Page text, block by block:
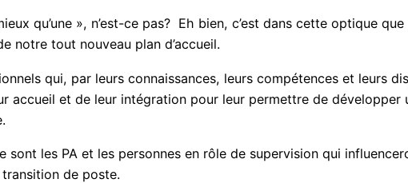
qu’une », n’est-ce pas? Eh bien, c’est dans cette optique
notre tout nouveau plan d’accueil.
qui, par leurs connaissances, leurs compétences et leurs
et de leur intégration pour leur permettre de développer
les PA et les personnes en rôle de supervision qui
transition de poste.